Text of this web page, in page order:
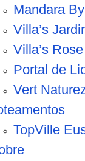
Mandara
Villa’s
Villa’s Rose
Portal de
Vert
TopVille